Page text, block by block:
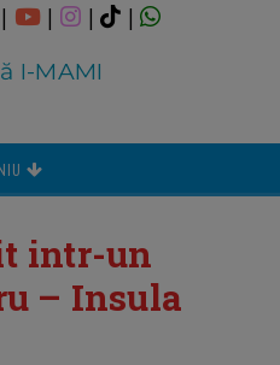
| | |
|
I-MAMI
intr-un
– Insula